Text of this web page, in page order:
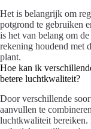
Het is belangrijk om
potgrond te gebruiken
is het van belang om
rekening houdend met
plant.
Hoe kan ik
betere luchtkwaliteit?
Door verschillende
aanvullen te
luchtkwaliteit bereiken.